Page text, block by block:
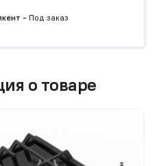
- Под заказ
о товаре